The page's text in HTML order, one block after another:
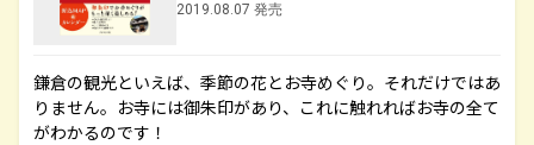
2019.08.07 発売
鎌倉の観光といえば、季節の花とお寺めぐり。それだけではあ
りません。お寺には御朱印があり、これに触れればお寺の全て
がわかるのです！